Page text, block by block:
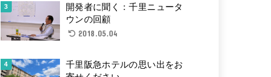
開発者に聞く：千里ニュータ
ウンの回顧
2018.05.04
千里阪急ホテルの思い出をお